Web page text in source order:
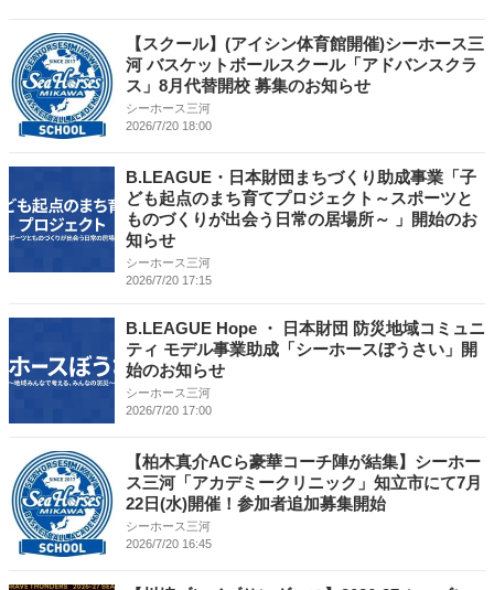
【スクール】(アイシン体育館開催)シーホース三
河 バスケットボールスクール「アドバンスクラ
ス」8月代替開校 募集のお知らせ
シーホース三河
2026/7/20 18:00
B.LEAGUE・日本財団まちづくり助成事業「子
ども起点のまち育てプロジェクト～スポーツと
ものづくりが出会う日常の居場所～ 」開始のお
知らせ
シーホース三河
2026/7/20 17:15
B.LEAGUE Hope ・ 日本財団 防災地域コミュニ
ティ モデル事業助成「シーホースぼうさい」開
始のお知らせ
シーホース三河
2026/7/20 17:00
【柏木真介ACら豪華コーチ陣が結集】シーホー
ス三河「アカデミークリニック」知立市にて7月
22日(水)開催！参加者追加募集開始
シーホース三河
2026/7/20 16:45